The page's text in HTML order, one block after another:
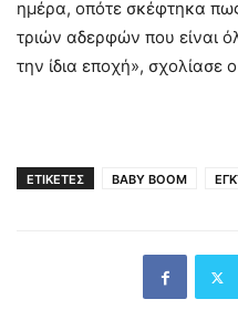
ημέρα, οπότε σκέφτηκα πως
τριών αδερφών που είναι
την ίδια εποχή», σχολίασε
ΕΤΙΚΕΤΕΣ BABY BOOM